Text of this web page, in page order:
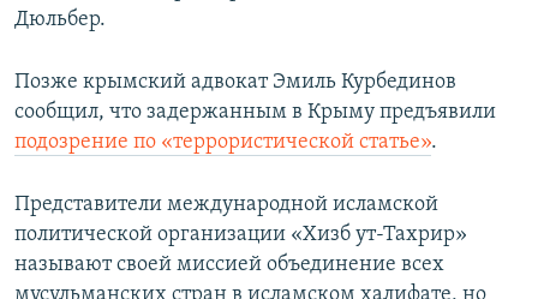
Дюльбер.
Позже крымский адвокат Эмиль Курбединов
сообщил, что задержанным в Крыму предъявили
подозрение по «террористической статье».
Представители международной исламской
политической организации «Хизб ут-Тахрир»
называют своей миссией объединение всех